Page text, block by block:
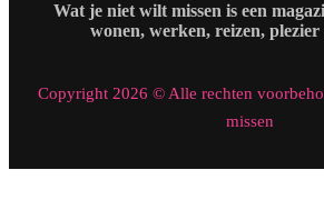
Wat je niet wilt missen is een
wonen, werken, reizen, plezier
Copyright 2026 © Alle rechten
missen